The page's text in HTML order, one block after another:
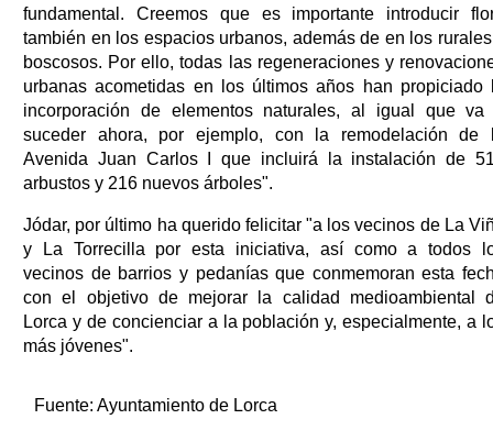
fundamental. Creemos que es importante introducir
también en los espacios urbanos, además de en los
boscosos. Por ello, todas las regeneraciones y
urbanas acometidas en los últimos años han propiciado
incorporación de elementos naturales, al igual que va
suceder ahora, por ejemplo, con la remodelación de
Avenida Juan Carlos I que incluirá la instalación de
arbustos y 216 nuevos árboles".
Jódar, por último ha querido felicitar "a los vecinos de La
y La Torrecilla por esta iniciativa, así como a todos
vecinos de barrios y pedanías que conmemoran esta
con el objetivo de mejorar la calidad medioambiental
Lorca y de concienciar a la población y, especialmente, a
más jóvenes".
Fuente: Ayuntamiento de Lorca